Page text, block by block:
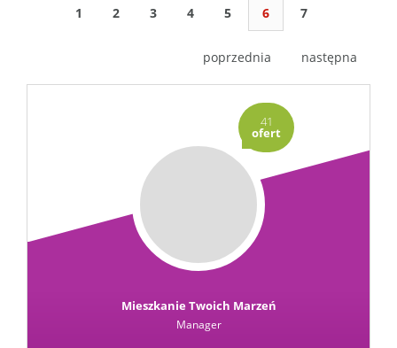
1 2 3 4 5 6 7
poprzednia następna
41
ofert
Mieszkanie Twoich Marzeń
Manager